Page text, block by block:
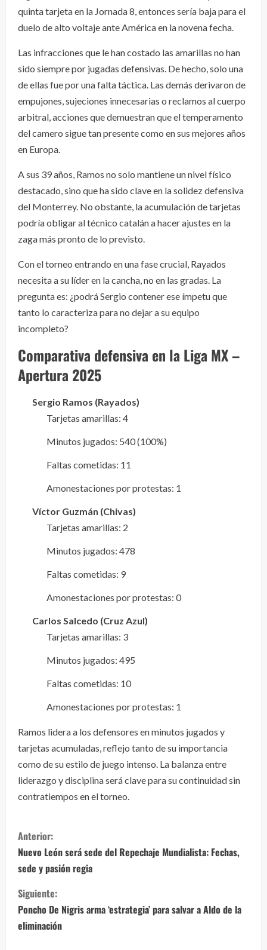
quinta tarjeta en la Jornada 8, entonces sería baja para el
duelo de alto voltaje ante América en la novena fecha.
Las infracciones que le han costado las amarillas no han
sido siempre por jugadas defensivas. De hecho, solo una
de ellas fue por una falta táctica. Las demás derivaron de
empujones, sujeciones innecesarias o reclamos al cuerpo
arbitral, acciones que demuestran que el temperamento
del camero sigue tan presente como en sus mejores años
en Europa.
A sus 39 años, Ramos no solo mantiene un nivel físico
destacado, sino que ha sido clave en la solidez defensiva
del Monterrey. No obstante, la acumulación de tarjetas
podría obligar al técnico catalán a hacer ajustes en la
zaga más pronto de lo previsto.
Con el torneo entrando en una fase crucial, Rayados
necesita a su líder en la cancha, no en las gradas. La
pregunta es: ¿podrá Sergio contener ese ímpetu que
tanto lo caracteriza para no dejar a su equipo
incompleto?
Comparativa defensiva en la Liga MX –
Apertura 2025
Sergio Ramos (Rayados)
Tarjetas amarillas: 4
Minutos jugados: 540 (100%)
Faltas cometidas: 11
Amonestaciones por protestas: 1
Víctor Guzmán (Chivas)
Tarjetas amarillas: 2
Minutos jugados: 478
Faltas cometidas: 9
Amonestaciones por protestas: 0
Carlos Salcedo (Cruz Azul)
Tarjetas amarillas: 3
Minutos jugados: 495
Faltas cometidas: 10
Amonestaciones por protestas: 1
Ramos lidera a los defensores en minutos jugados y
tarjetas acumuladas, reflejo tanto de su importancia
como de su estilo de juego intenso. La balanza entre
liderazgo y disciplina será clave para su continuidad sin
contratiempos en el torneo.
S
i
g
u
e
Anterior:
Nuevo León será sede del Repechaje Mundialista: Fechas,
sede y pasión regia
Siguiente:
Poncho De Nigris arma ‘estrategia’ para salvar a Aldo de la
eliminación